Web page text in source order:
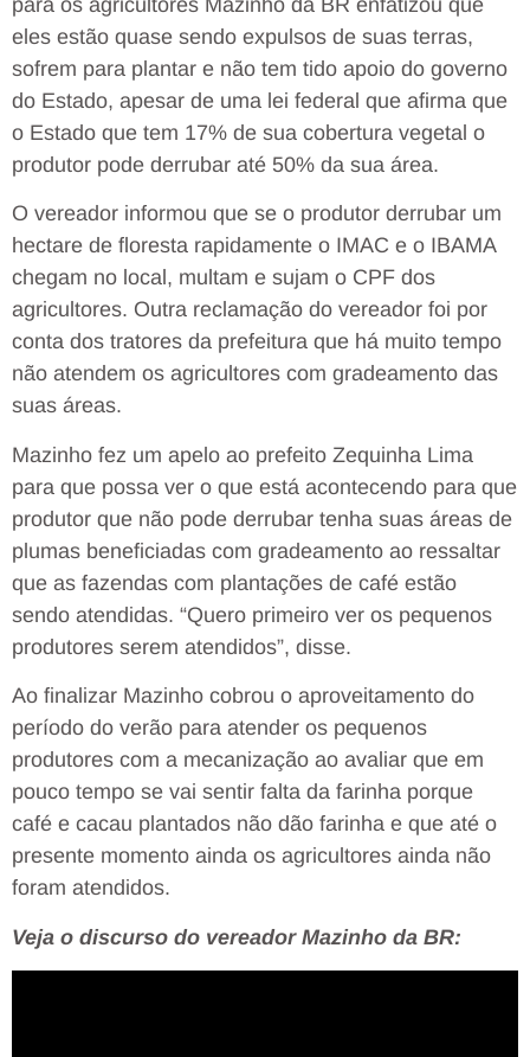
para os agricultores Mazinho da BR enfatizou que
eles estão quase sendo expulsos de suas terras,
sofrem para plantar e não tem tido apoio do governo
do Estado, apesar de uma lei federal que afirma que
o Estado que tem 17% de sua cobertura vegetal o
produtor pode derrubar até 50% da sua área.
O vereador informou que se o produtor derrubar um
hectare de floresta rapidamente o IMAC e o IBAMA
chegam no local, multam e sujam o CPF dos
agricultores. Outra reclamação do vereador foi por
conta dos tratores da prefeitura que há muito tempo
não atendem os agricultores com gradeamento das
suas áreas.
Mazinho fez um apelo ao prefeito Zequinha Lima
para que possa ver o que está acontecendo para que
produtor que não pode derrubar tenha suas áreas de
plumas beneficiadas com gradeamento ao ressaltar
que as fazendas com plantações de café estão
sendo atendidas. “Quero primeiro ver os pequenos
produtores serem atendidos”, disse.
Ao finalizar Mazinho cobrou o aproveitamento do
período do verão para atender os pequenos
produtores com a mecanização ao avaliar que em
pouco tempo se vai sentir falta da farinha porque
café e cacau plantados não dão farinha e que até o
presente momento ainda os agricultores ainda não
foram atendidos.
Veja o discurso do vereador Mazinho da BR: